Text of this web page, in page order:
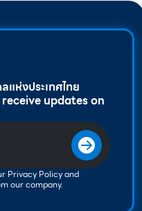
ห่งประเทศไทย
updates on
Privacy Policy and
our company.